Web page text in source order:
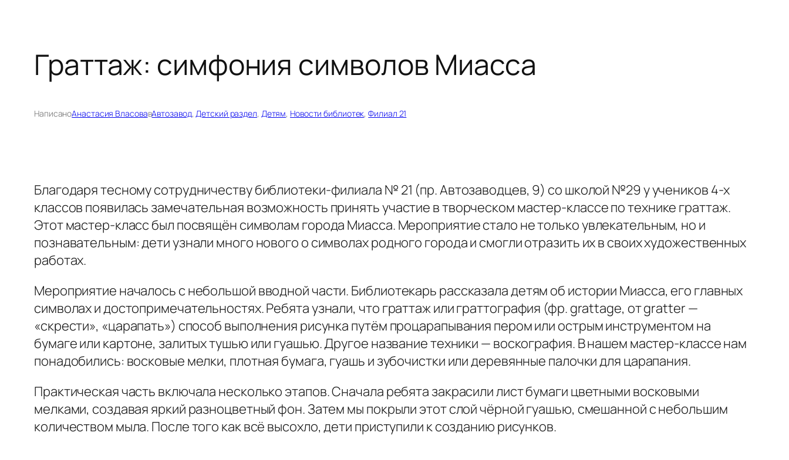
Граттаж: симфония символов Миасса
НаписаноАнастасия ВласовавАвтозавод, Детский раздел, Детям, Новости библиотек, Филиал 21
Благодаря тесному сотрудничеству библиотеки-филиала № 21 (пр. Автозаводцев, 9) со школой №29 у учеников 4-х
классов появилась замечательная возможность принять участие в творческом мастер-классе по технике граттаж.
Этот мастер-класс был посвящён символам города Миасса. Мероприятие стало не только увлекательным, но и
познавательным: дети узнали много нового о символах родного города и смогли отразить их в своих художественных
работах.
Мероприятие началось с небольшой вводной части. Библиотекарь рассказала детям об истории Миасса, его главных
символах и достопримечательностях. Ребята узнали, что граттаж или граттография (фр. grattage, от gratter —
«скрести», «царапать») способ выполнения рисунка путём процарапывания пером или острым инструментом на
бумаге или картоне, залитых тушью или гуашью. Другое название техники — воскография. В нашем мастер-классе нам
понадобились: восковые мелки, плотная бумага, гуашь и зубочистки или деревянные палочки для царапания.
Практическая часть включала несколько этапов. Сначала ребята закрасили лист бумаги цветными восковыми
мелками, создавая яркий разноцветный фон. Затем мы покрыли этот слой чёрной гуашью, смешанной с небольшим
количеством мыла. После того как всё высохло, дети приступили к созданию рисунков.